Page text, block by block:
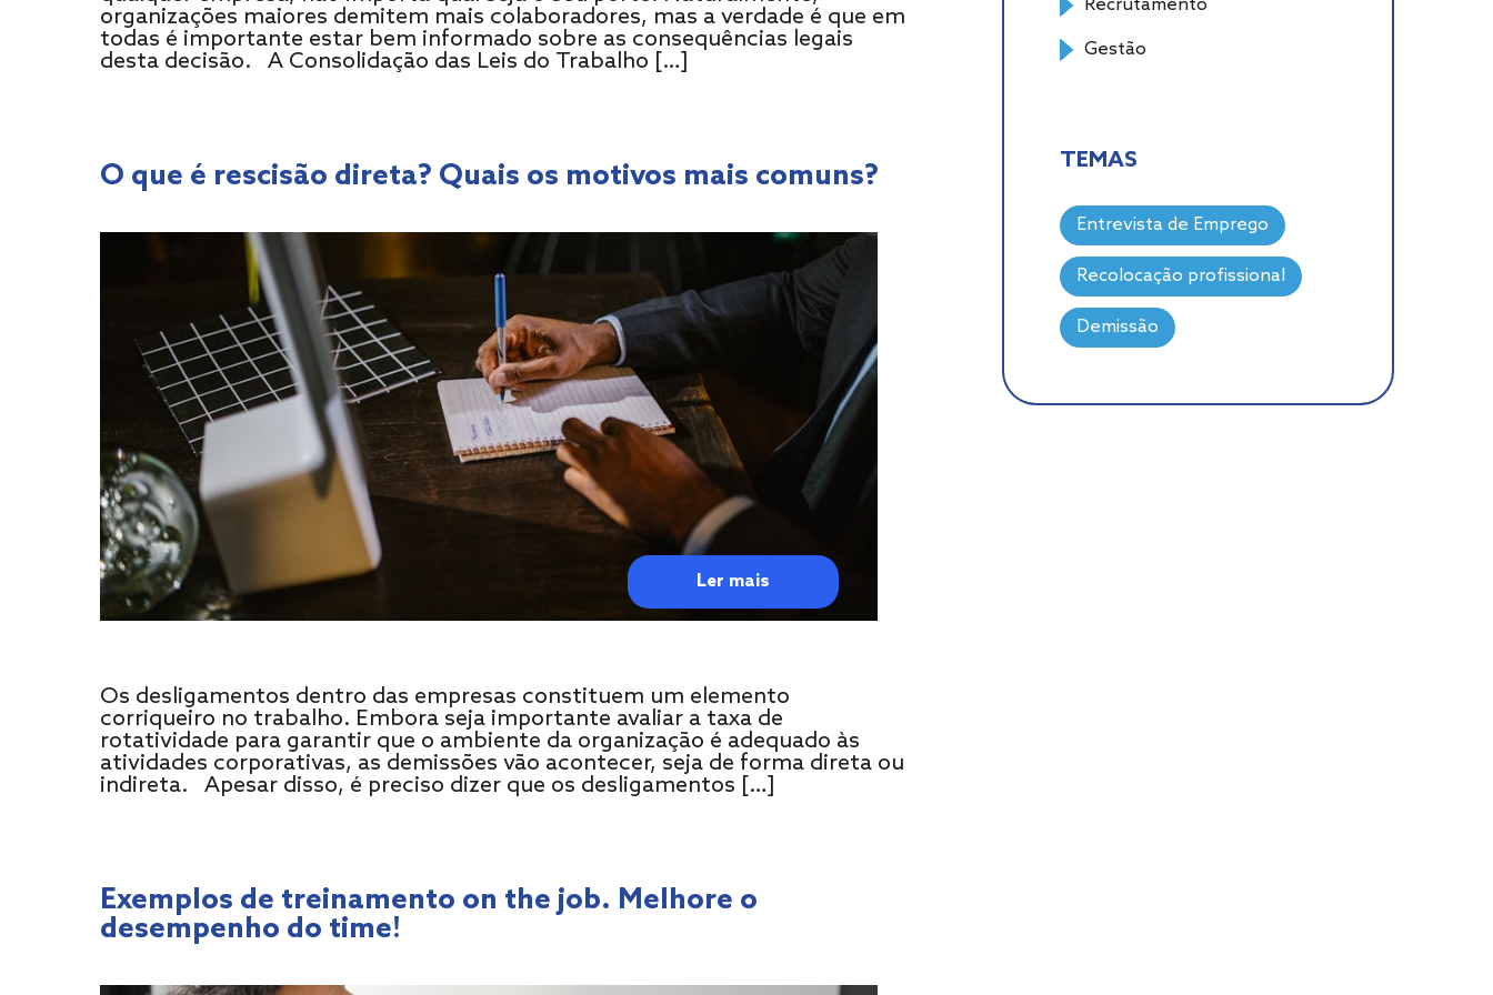
organizações maiores demitem mais colaboradores, mas a verdade é que em
todas é importante estar bem informado sobre as consequências legais
desta decisão. A Consolidação das Leis do Trabalho […]
O que é rescisão direta? Quais os motivos mais comuns?
Ler mais
Os desligamentos dentro das empresas constituem um elemento
corriqueiro no trabalho. Embora seja importante avaliar a taxa de
rotatividade para garantir que o ambiente da organização é adequado às
atividades corporativas, as demissões vão acontecer, seja de forma direta ou
indireta. Apesar disso, é preciso dizer que os desligamentos […]
Exemplos de treinamento on the job. Melhore o
desempenho do time!
Recrutamento
Gestão
TEMAS
Entrevista de Emprego
Recolocação profissional
Demissão